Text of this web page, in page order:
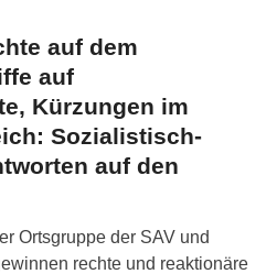
auf dem
auf
Kürzungen im
Sozialistisch-
auf den
Ortsgruppe der SAV und
rechte und reaktionäre